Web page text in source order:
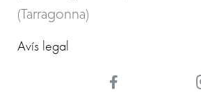
(Tarragonna)
Avís legal